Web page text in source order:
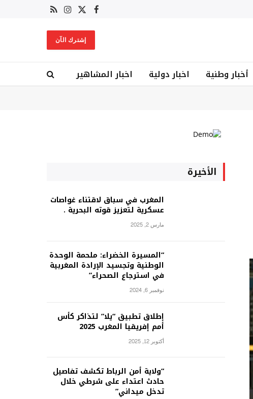
فيسبوك
X
الانستغرام
RSS
إشترك الآن
أخبار وطنية اخبار دولية اخبار المشاهير
الأخيرة
المغرب في سباق لاقتناء غواصات
عسكرية لتعزيز قوته البحرية .
مارس 2, 2025
“المسيرة الخضراء: ملحمة الوحدة
الوطنية وتجسيد الإرادة المغربية
في استرجاع الصحراء”
نوفمبر 6, 2024
إطلاق تطبيق “يلا” لتذاكر كأس
أمم إفريقيا المغرب 2025
أكتوبر 12, 2025
“ولاية أمن الرباط تكشف تفاصيل
حادث اعتداء على شرطي خلال
تدخل ميداني”